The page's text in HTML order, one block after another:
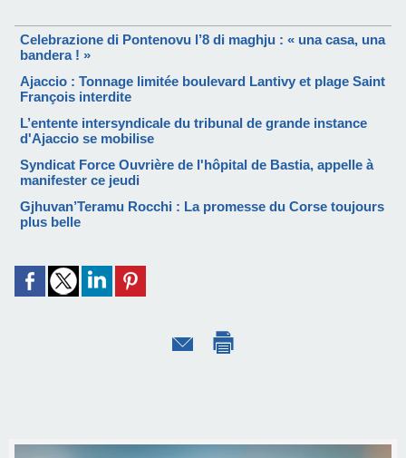
Celebrazione di Pontenovu l’8 di maghju : « una casa, una
bandera ! »
Ajaccio : Tonnage limitée boulevard Lantivy et plage Saint
François interdite
L’entente intersyndicale du tribunal de grande instance
d'Ajaccio se mobilise
Syndicat Force Ouvrière de l'hôpital de Bastia, appelle à
manifester ce jeudi
Gjhuvan’Teramu Rocchi : La promesse du Corse toujours
plus belle